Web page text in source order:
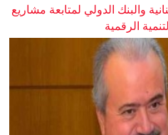
والبنك الدولي لمتابعة مشاريع